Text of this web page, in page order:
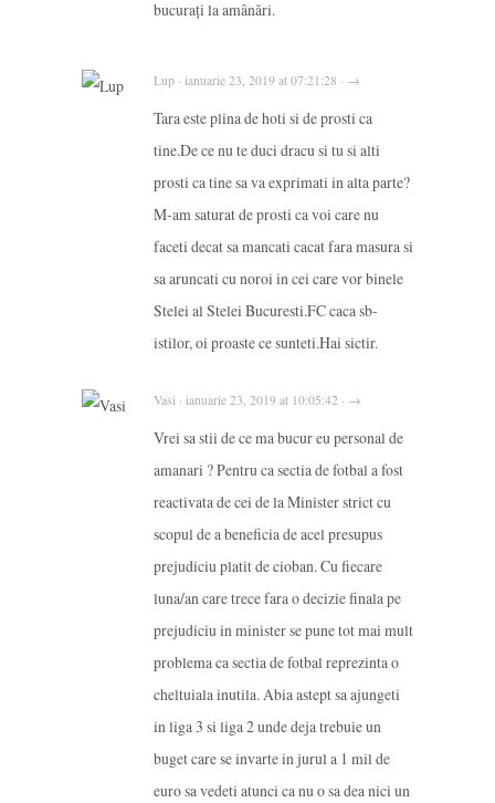
bucurați la amânări.
Lup · ianuarie 23, 2019 at 07:21:28 · →
Tara este plina de hoti si de prosti ca
tine.De ce nu te duci dracu si tu si alti
prosti ca tine sa va exprimati in alta parte?
M-am saturat de prosti ca voi care nu
faceti decat sa mancati cacat fara masura si
sa aruncati cu noroi in cei care vor binele
Stelei al Stelei Bucuresti.FC caca sb-
istilor, oi proaste ce sunteti.Hai sictir.
Vasi · ianuarie 23, 2019 at 10:05:42 · →
Vrei sa stii de ce ma bucur eu personal de
amanari ? Pentru ca sectia de fotbal a fost
reactivata de cei de la Minister strict cu
scopul de a beneficia de acel presupus
prejudiciu platit de cioban. Cu fiecare
luna/an care trece fara o decizie finala pe
prejudiciu in minister se pune tot mai mult
problema ca sectia de fotbal reprezinta o
cheltuiala inutila. Abia astept sa ajungeti
in liga 3 si liga 2 unde deja trebuie un
buget care se invarte in jurul a 1 mil de
euro sa vedeti atunci ca nu o sa dea nici un